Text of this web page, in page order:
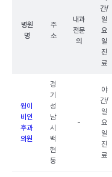
병원
명
주
소
내과
전문
의
간/
일
요
일
진
료
윙이
비인
후과
의원
경
기
성
남
시
백
현
동
-
야
간/
일
요
일
진
료